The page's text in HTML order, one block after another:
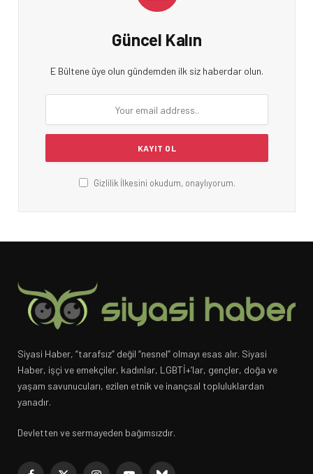
Güncel Kalın
E Bültene üye olun gündemden ilk siz haberdar olun.
Gizlilik İlkesini okudum, onaylıyorum.
Siyasi Haber, “tarafsız” değil “nesnel” olmayı esas alır. Siyasi
Haber, işçi ve emekçiler, kadınlar, LGBTİ+’lar, gençler, doğa ve
yaşam savunucuları, ezilen etnik ve inançsal topluluklardan
yanadır.
Devletten ve sermayeden bağımsızdır.